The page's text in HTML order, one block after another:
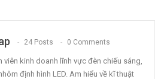
24 Posts 0 Comments
viên kinh doanh lĩnh vực đèn chiếu sáng,
định hình LED. Am hiểu về kĩ thuật